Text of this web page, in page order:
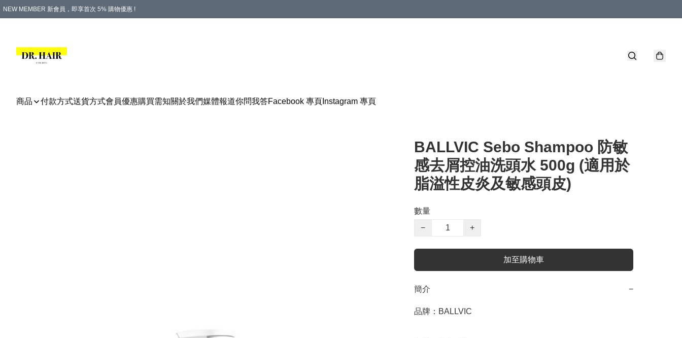
NEW MEMBER 新會員，即享首次 5% 購物優惠 !
商品 付款方式送貨方式會員優惠購買需知關於我們媒體報道你問我答Facebook 專頁 Instagram 專頁
BALLVIC Sebo Shampoo 防敏
感去屑控油洗頭水 500g (適用於
脂溢性皮炎及敏感頭皮)
數量
−
+
加至購物車
簡介 −
品牌：BALLVIC